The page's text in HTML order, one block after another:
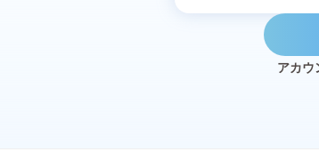
アカウ